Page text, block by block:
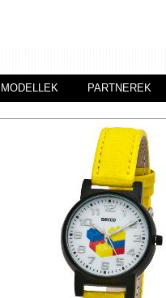
MODELLEK PARTNEREK